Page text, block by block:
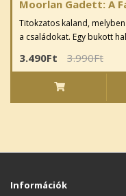
Moorlan Gadett: A
Titokzatos kaland, melyben
a családokat. Egy bukott
3.490Ft 3.990Ft
Információk